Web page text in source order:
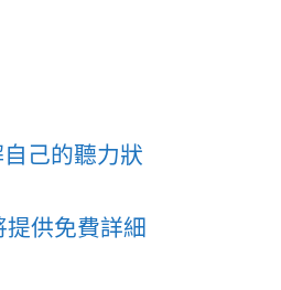
己的聽力狀
供免費詳細